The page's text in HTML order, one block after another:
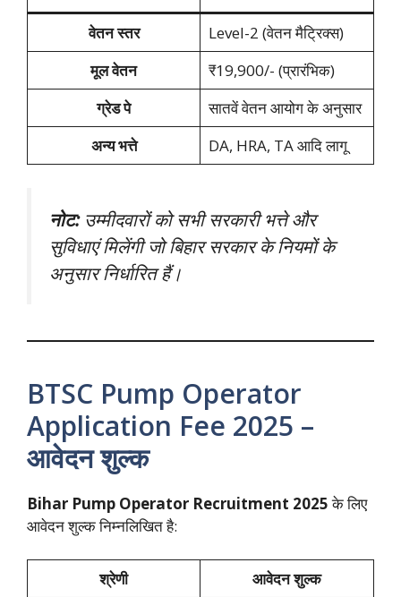
वेतन स्तर
Level-2 (वेतन मैट्रिक्स)
मूल वेतन
₹19,900/- (प्रारंभिक)
ग्रेड पे
सातवें वेतन आयोग के अनुसार
अन्य भत्ते
DA, HRA, TA आदि लागू
नोट:उम्मीदवारों को सभी सरकारी भत्ते और
सुविधाएं मिलेंगी जो बिहार सरकार के नियमों के
अनुसार निर्धारित हैं।
BTSC Pump Operator
Application Fee 2025 –
आवेदन शुल्क
Bihar Pump Operator Recruitment 2025के लिए
आवेदन शुल्क निम्नलिखित है:
श्रेणी
आवेदन शुल्क